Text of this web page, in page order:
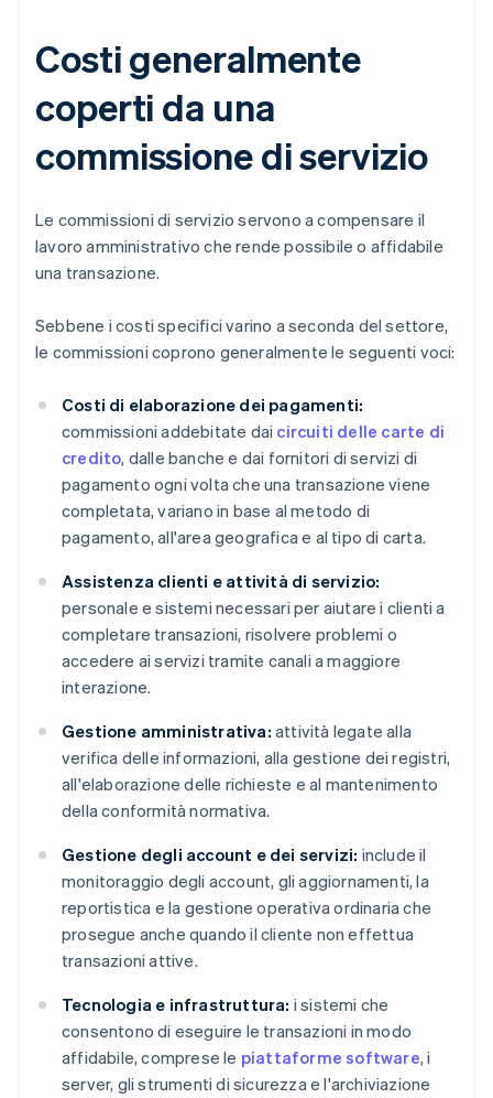
Costi generalmente
coperti da una
commissione di servizio
Le commissioni di servizio servono a compensare il
lavoro amministrativo che rende possibile o affidabile
una transazione.
Sebbene i costi specifici varino a seconda del settore,
le commissioni coprono generalmente le seguenti voci:
Costi di elaborazione dei pagamenti:
commissioni addebitate dai circuiti delle carte di
credito, dalle banche e dai fornitori di servizi di
pagamento ogni volta che una transazione viene
completata, variano in base al metodo di
pagamento, all'area geografica e al tipo di carta.
Assistenza clienti e attività di servizio:
personale e sistemi necessari per aiutare i clienti a
completare transazioni, risolvere problemi o
accedere ai servizi tramite canali a maggiore
interazione.
Gestione amministrativa: attività legate alla
verifica delle informazioni, alla gestione dei registri,
all'elaborazione delle richieste e al mantenimento
della conformità normativa.
Gestione degli account e dei servizi: include il
monitoraggio degli account, gli aggiornamenti, la
reportistica e la gestione operativa ordinaria che
prosegue anche quando il cliente non effettua
transazioni attive.
Tecnologia e infrastruttura: i sistemi che
consentono di eseguire le transazioni in modo
affidabile, comprese le piattaforme software, i
server, gli strumenti di sicurezza e l'archiviazione